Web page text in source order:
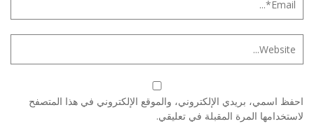
احفظ اسمي، بريدي الإلكتروني، والموقع الإلكتروني في هذا المتصفح
لاستخدامها المرة المقبلة في تعليقي.